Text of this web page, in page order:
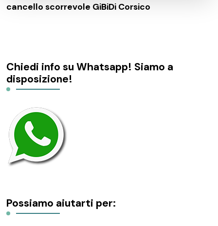
cancello scorrevole GiBiDi Corsico
Chiedi info su Whatsapp! Siamo a
disposizione!
Possiamo aiutarti per: